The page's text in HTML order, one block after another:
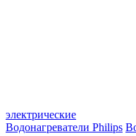
электрические
Водонагреватели Philips